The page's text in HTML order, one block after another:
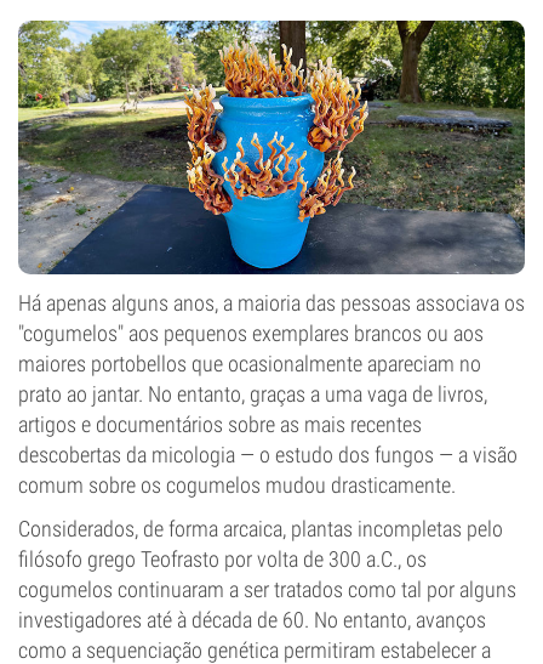
Há apenas alguns anos, a maioria das pessoas associava os
"cogumelos" aos pequenos exemplares brancos ou aos
maiores portobellos que ocasionalmente apareciam no
prato ao jantar. No entanto, graças a uma vaga de livros,
artigos e documentários sobre as mais recentes
descobertas da micologia — o estudo dos fungos — a visão
comum sobre os cogumelos mudou drasticamente.
Considerados, de forma arcaica, plantas incompletas pelo
filósofo grego Teofrasto por volta de 300 a.C., os
cogumelos continuaram a ser tratados como tal por alguns
investigadores até à década de 60. No entanto, avanços
como a sequenciação genética permitiram estabelecer a